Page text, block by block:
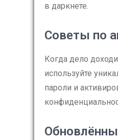
в даркнете.
Советы по
Когда дело
используйте
пароли и